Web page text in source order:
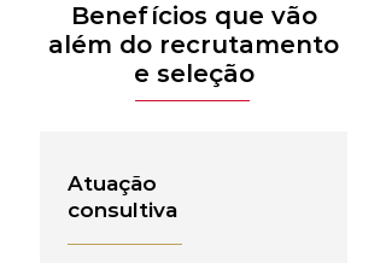
Benefícios que vão
além do recrutamento
e seleção
Atuação
consultiva